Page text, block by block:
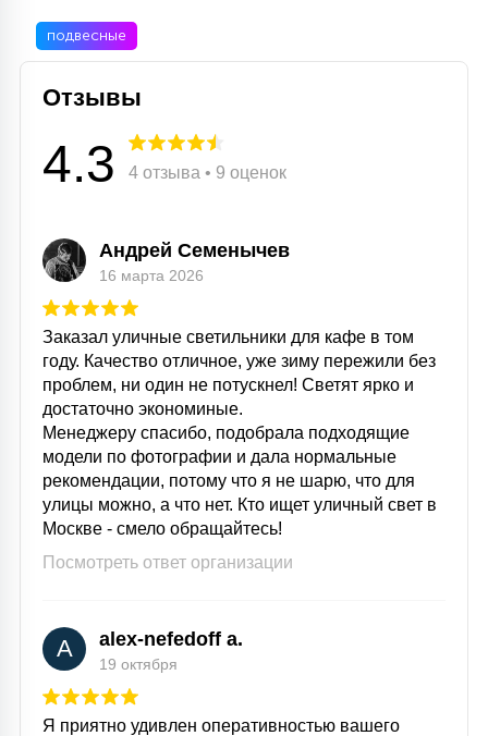
подвесные
Отзывы
4.3 4 отзыва • 9 оценок
Андрей Семенычев
16 марта 2026
Заказал уличные светильники для кафе в том
году. Качество отличное, уже зиму пережили без
проблем, ни один не потускнел! Светят ярко и
достаточно экономиные.
Менеджеру спасибо, подобрала подходящие
модели по фотографии и дала нормальные
рекомендации, потому что я не шарю, что для
улицы можно, а что нет. Кто ищет уличный свет в
Москве - смело обращайтесь!
Посмотреть ответ организации
A alex-nefedoff a.
19 октября
Я приятно удивлен оперативностью вашего